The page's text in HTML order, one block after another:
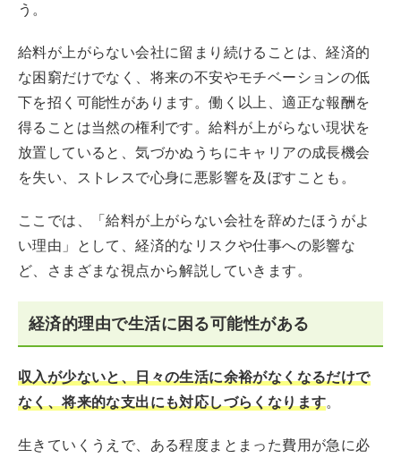
う。
給料が上がらない会社に留まり続けることは、経済的
な困窮だけでなく、将来の不安やモチベーションの低
下を招く可能性があります。働く以上、適正な報酬を
得ることは当然の権利です。給料が上がらない現状を
放置していると、気づかぬうちにキャリアの成長機会
を失い、ストレスで心身に悪影響を及ぼすことも。
ここでは、「給料が上がらない会社を辞めたほうがよ
い理由」として、経済的なリスクや仕事への影響な
ど、さまざまな視点から解説していきます。
経済的理由で生活に困る可能性がある
収入が少ないと、日々の生活に余裕がなくなるだけで
なく、将来的な支出にも対応しづらくなります。
生きていくうえで、ある程度まとまった費用が急に必